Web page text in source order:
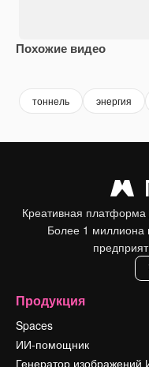
Похожие видео
тоннель энергия
Креативная
Более 1 миллиона
Продукция
Spaces
ИИ-помощник
Генератор изображений